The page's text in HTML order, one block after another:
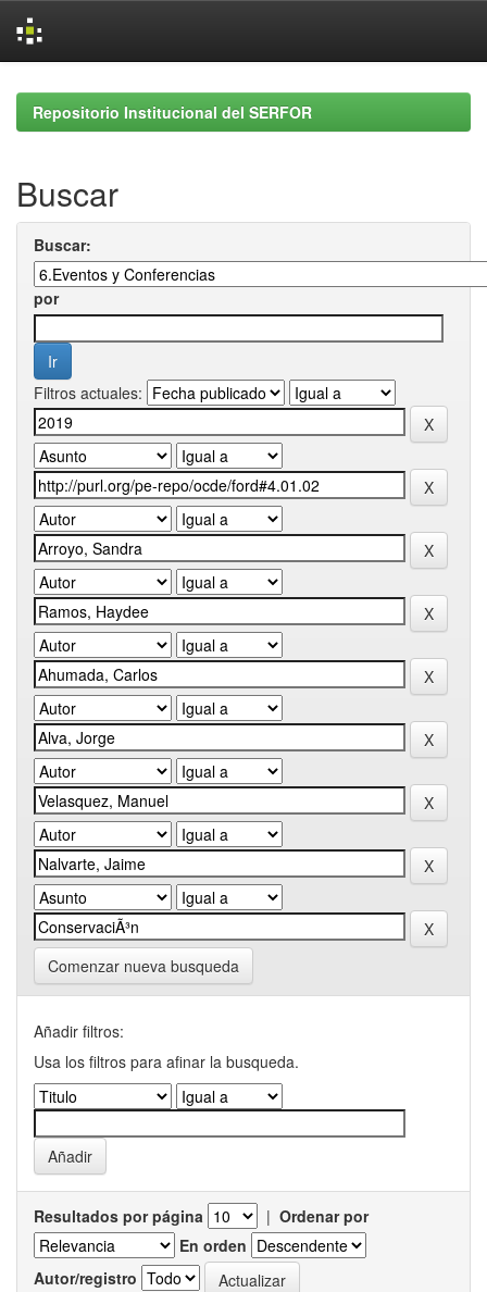
navigationRepositorio Institucional del SERFOR
Buscar
Buscar:
por
Filtros actuales:
Comenzar nueva busqueda
Añadir filtros:
Usa los filtros para afinar la busqueda.
Resultados por página | Ordenar por
En orden
Autor/registro